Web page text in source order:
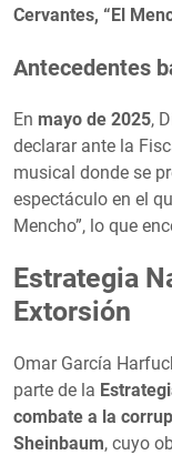
Cervantes, “El
Antecedentes
En mayo de 2025,
declarar ante la
musical donde se
espectáculo en el
Mencho”, lo que
Estrategia
Extorsión
Omar García
parte de la
combate a la
Sheinbaum, cuyo